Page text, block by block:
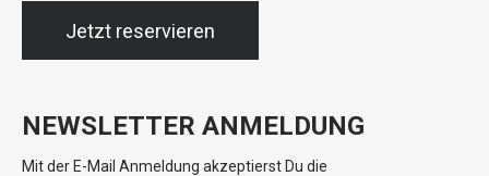
Jetzt reservieren
NEWSLETTER ANMELDUNG
Mit der E-Mail Anmeldung akzeptierst Du die